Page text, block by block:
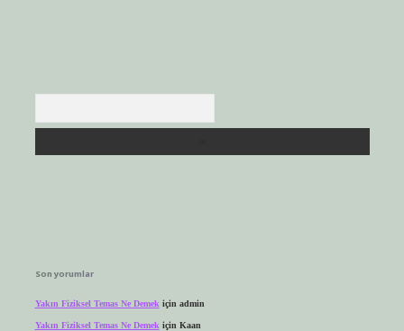
Son yorumlar
Yakın Fiziksel Temas Ne Demek için admin
Yakın Fiziksel Temas Ne Demek için Kaan